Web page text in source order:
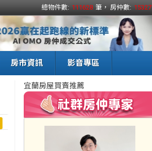
總物件數: 111628 筆， 房仲數: 15327
房市資訊 影音專區
宜蘭房屋買賣推薦